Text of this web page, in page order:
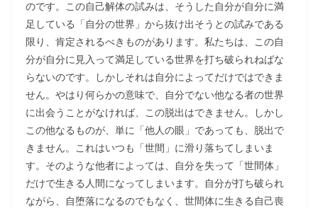
のです。この自己解体の試みは、そうした自分が自分に満
足している「自分の世界」から抜け出そうとの試みである
限り、肯定されるべきものがあります。私たちは、この自
分が自分に見入って満足している世界を打ち破られねばな
らないのです。しかしそれは自分によってだけではできま
せん。やはり何らかの意味で、自分でない他なる者の世界
に出会うことがなければ、この脱出はできません。しかし
この他なるものが、単に「他人の眼」であっても、脱出で
きません。これはいつも「世間」に滑り落ちてしまいま
す。そのような他者によっては、自分を失って「世間体」
だけで生きる人間になってしまいます。自分が打ち破られ
ながら、自堕落になるのでもなく、世間体に生きる自己喪